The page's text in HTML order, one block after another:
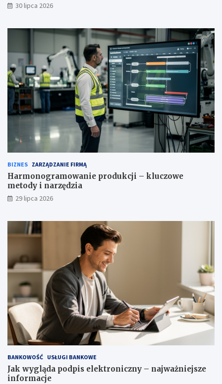
30 lipca 2026
BIZNES ZARZĄDZANIE FIRMĄ
Harmonogramowanie produkcji – kluczowe
metody i narzędzia
29 lipca 2026
BANKOWOŚĆ USŁUGI BANKOWE
Jak wygląda podpis elektroniczny – najważniejsze
informacje